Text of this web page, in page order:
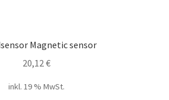
Magnetic sensor
20,12 €
inkl. 19 % MwSt.